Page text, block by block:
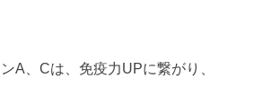
A、Cは、免疫力UPに繋がり、